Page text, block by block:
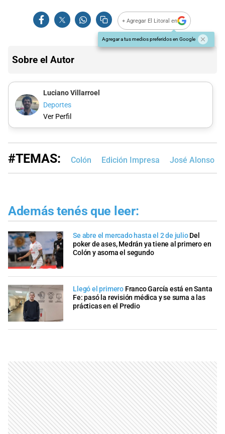
+ Agregar El Litoral en
Agregar a tus medios preferidos en Google
Sobre el Autor
Luciano Villarroel
Deportes
Ver Perfil
#TEMAS: Colón Edición Impresa José Alonso
Además tenés que leer:
Se abre el mercado hasta el 2 de julioDel
poker de ases, Medrán ya tiene al primero en
Colón y asoma el segundo
Llegó el primero Franco García está en Santa
Fe: pasó la revisión médica y se suma a las
prácticas en el Predio